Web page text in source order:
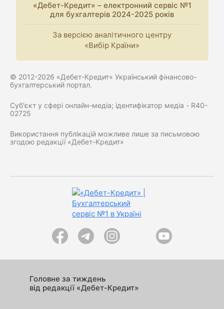
«Дебет-Кредит» – електронний сервіс №1
для бухгалтерів 2024-2025 років
За версією аналітичного центру
«Вибір Країни»
© 2012-2026 «Дебет-Кредит» Український фінансово-
бухгалтерський портал.
Суб'єкт у сфері онлайн-медіа; ідентифікатор медіа - R40-
02725
Використання публікацій можливе лише за письмовою
згодою редакції «Дебет-Кредит»
Головне за тиждень
від редакції «Дебет-Кредит»